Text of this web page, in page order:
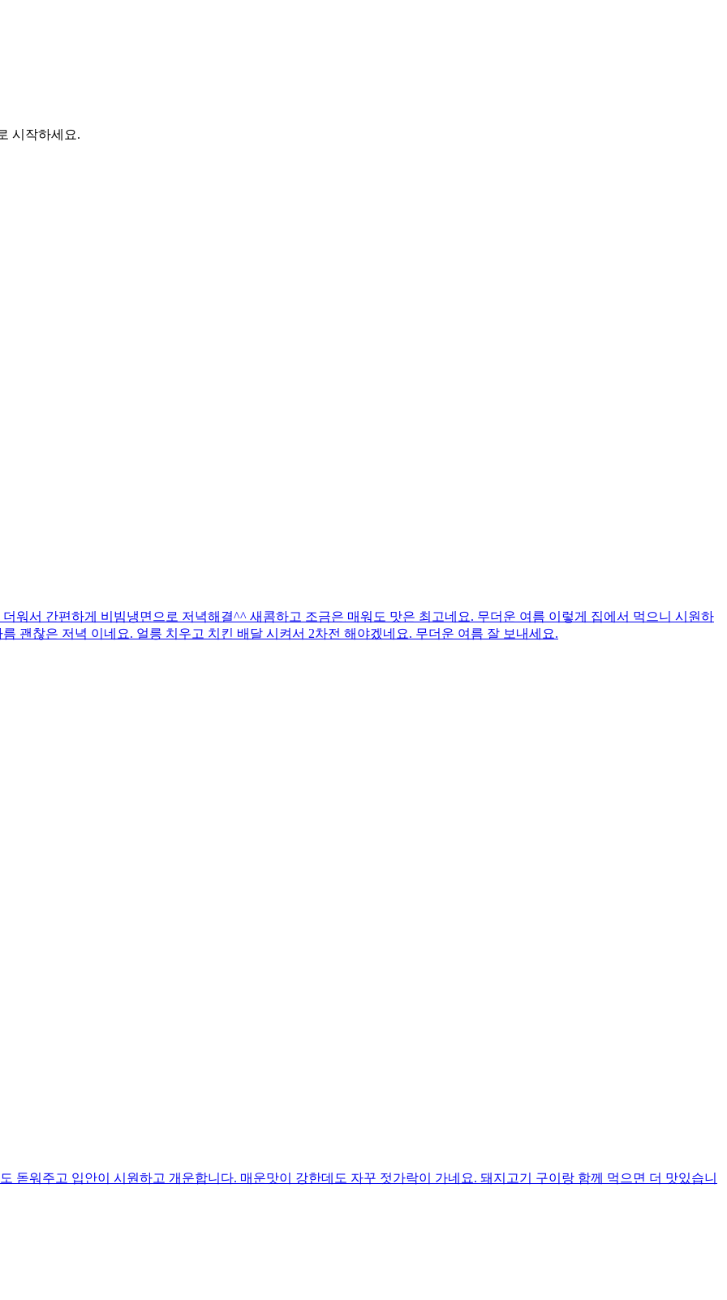
시작하세요.
워서 간편하게 비빔냉면으로 저녁해결^^ 새콤하고 조금은 매워도 맛은 최고네요. 무더운 여름 이렇게 집에서 먹으니 시원하
괜찮은 저녁 이네요. 얼릉 치우고 치킨 배달 시켜서 2차전 해야겠네요. 무더운 여름 잘 보내세요.
돋워주고 입안이 시원하고 개운합니다. 매운맛이 강한데도 자꾸 젓가락이 가네요. 돼지고기 구이랑 함께 먹으면 더 맛있습니